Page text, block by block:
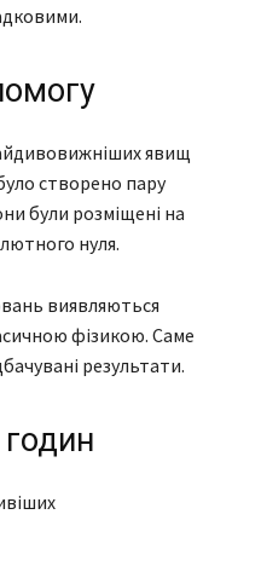
явищ
створено пару
були розміщені на
нуля.
виявляються
фізикою. Саме
результати.